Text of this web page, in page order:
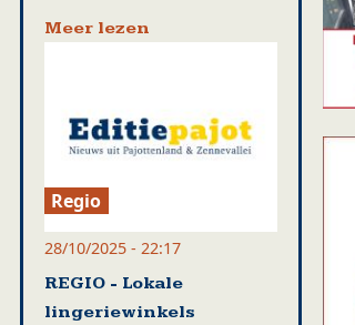
Meer lezen
Regio
28/10/2025 - 22:17
REGIO - Lokale
lingeriewinkels